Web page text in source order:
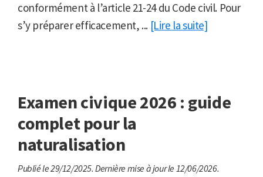
conformément à l’article 21-24 du Code civil. Pour
s’y préparer efficacement, ... [Lire la suite]
Examen civique 2026 : guide
complet pour la
naturalisation
Publié le 29/12/2025. Dernière mise à jour le 12/06/2026.